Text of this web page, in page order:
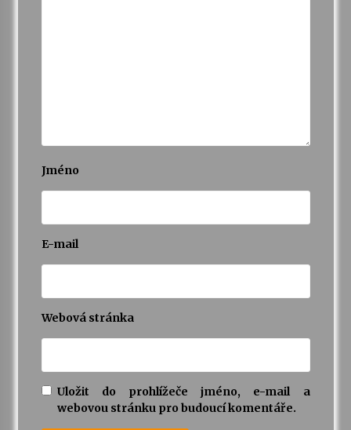
Jméno
E-mail
Webová stránka
Uložit do prohlížeče jméno, e-mail a
webovou stránku pro budoucí komentáře.